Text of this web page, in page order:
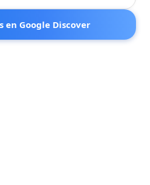
en Google Discover